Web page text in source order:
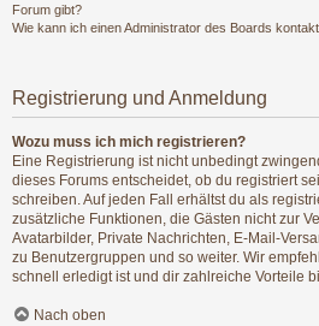
Forum gibt?
Wie kann ich einen Administrator des Boards
Registrierung und Anmeldung
Wozu muss ich mich registrieren?
Eine Registrierung ist nicht unbedingt
dieses Forums entscheidet, ob du registriert
schreiben. Auf jeden Fall erhältst du als
zusätzliche Funktionen, die Gästen nicht zur
Avatarbilder, Private Nachrichten, E-Mail-
zu Benutzergruppen und so weiter. Wir
schnell erledigt ist und dir zahlreiche Vorteile
Nach oben